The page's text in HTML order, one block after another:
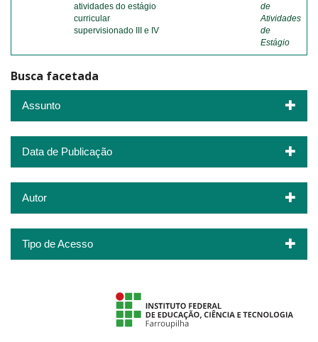
atividades do estágio
curricular
supervisionado III e IV
de
Atividades
de
Estágio
Busca facetada
Assunto
Data de Publicação
Autor
Tipo de Acesso